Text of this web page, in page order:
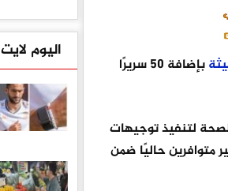
بإضافة 50 سريرًا
بالتنسيق مع وزارة الصحة لتنفيذ توجيهات
متوافرين حاليًا ضمن
اليوم لايت